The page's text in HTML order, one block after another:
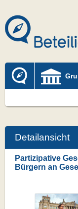
Detailansicht
Partizipative
Bürgern an